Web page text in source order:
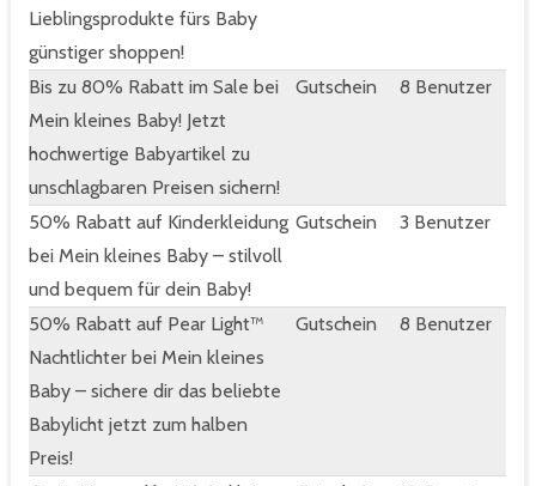
Lieblingsprodukte fürs Baby
günstiger shoppen!
Bis zu 80% Rabatt im Sale bei
Mein kleines Baby! Jetzt
hochwertige Babyartikel zu
unschlagbaren Preisen sichern!
Gutschein 8 Benutzer
50% Rabatt auf Kinderkleidung
bei Mein kleines Baby – stilvoll
und bequem für dein Baby!
Gutschein 3 Benutzer
50% Rabatt auf Pear Light™
Nachtlichter bei Mein kleines
Baby – sichere dir das beliebte
Babylicht jetzt zum halben
Preis!
Gutschein 8 Benutzer